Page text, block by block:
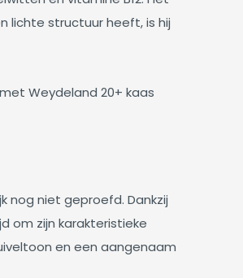
lichte structuur heeft, is hij
Weydeland 20+ kaas
nog niet geproefd. Dankzij
om zijn karakteristieke
en een aangenaam